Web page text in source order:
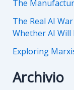
The
The Real AI
Whether AI
Exploring
Archivio